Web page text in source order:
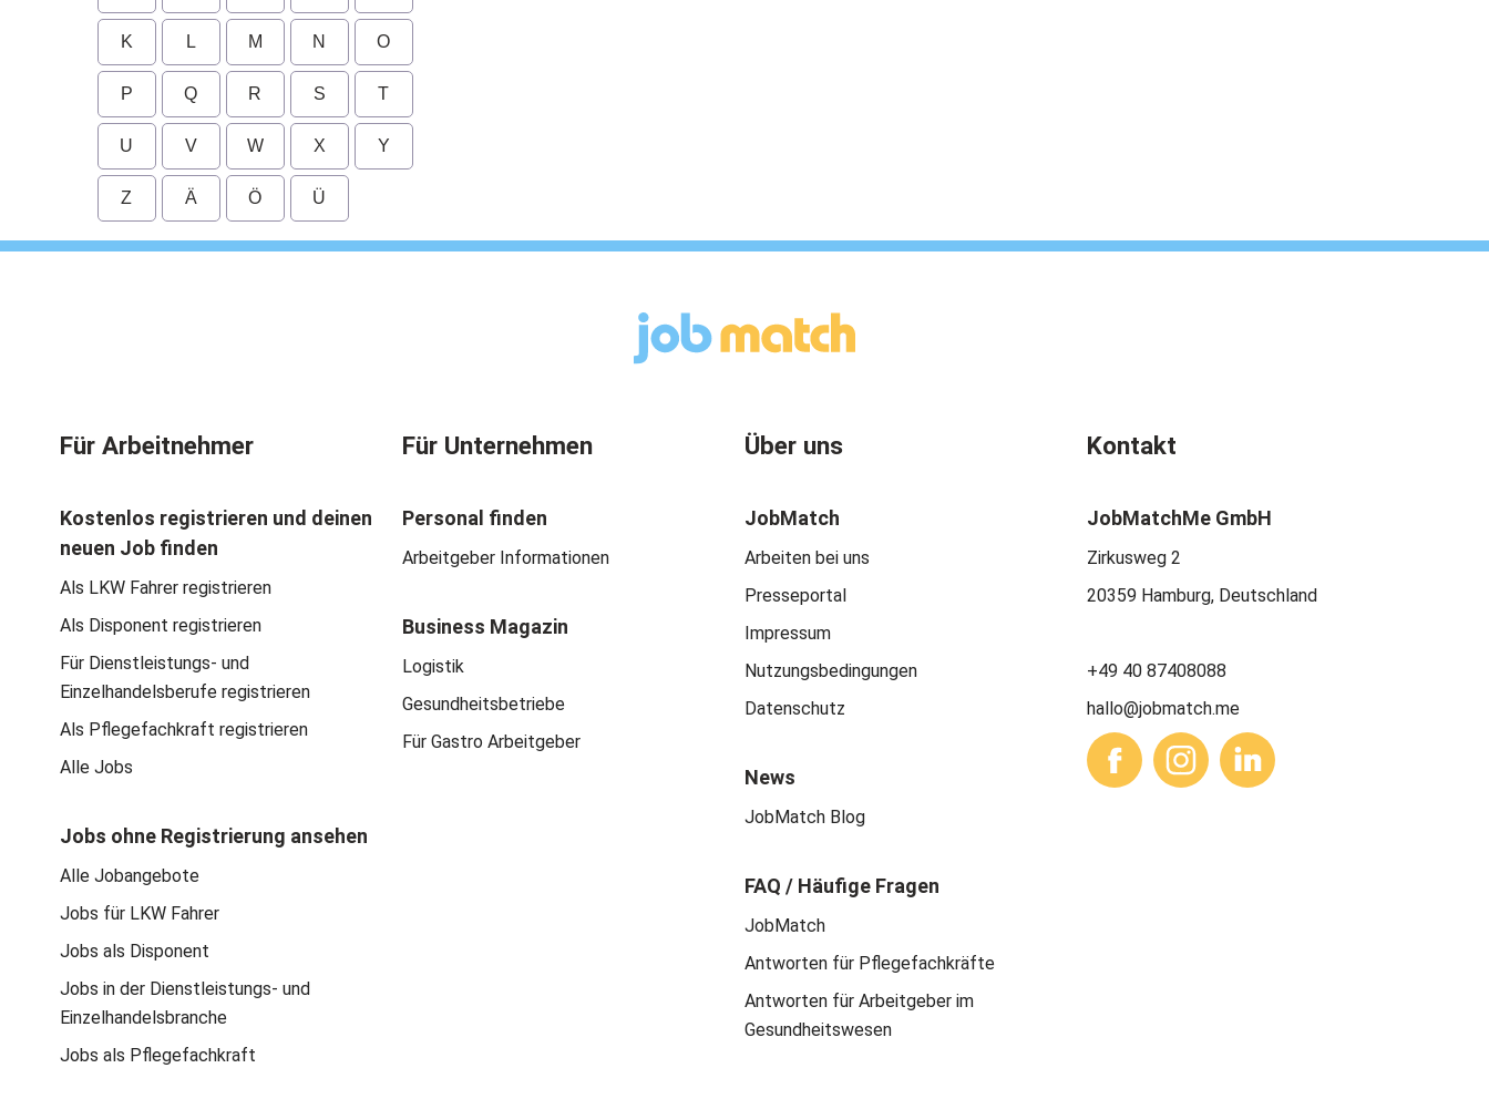
K L M N O
P Q R S T
U V W X Y
Z Ä Ö Ü
Für Arbeitnehmer
Kostenlos registrieren und deinen
neuen Job finden
Als LKW Fahrer registrieren
Als Disponent registrieren
Für Dienstleistungs- und
Einzelhandelsberufe registrieren
Als Pflegefachkraft registrieren
Alle Jobs
Jobs ohne Registrierung ansehen
Alle Jobangebote
Jobs für LKW Fahrer
Jobs als Disponent
Jobs in der Dienstleistungs- und
Einzelhandelsbranche
Jobs als Pflegefachkraft
Für Unternehmen
Personal finden
Arbeitgeber Informationen
Business Magazin
Logistik
Gesundheitsbetriebe
Für Gastro Arbeitgeber
Über uns
JobMatch
Arbeiten bei uns
Presseportal
Impressum
Nutzungsbedingungen
Datenschutz
News
JobMatch Blog
FAQ / Häufige Fragen
JobMatch
Antworten für Pflegefachkräfte
Antworten für Arbeitgeber im
Gesundheitswesen
Kontakt
JobMatchMe GmbH
Zirkusweg 2
20359 Hamburg, Deutschland
+49 40 87408088
hallo@jobmatch.me